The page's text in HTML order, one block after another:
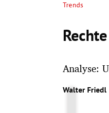
Trends
Analyse:
Walter Friedl